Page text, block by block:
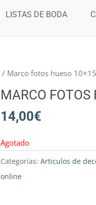
LISTAS DE BODA
/ Marco fotos hueso 10×15
MARCO
14,00€
Agotado
Categorías: Articulos de
online